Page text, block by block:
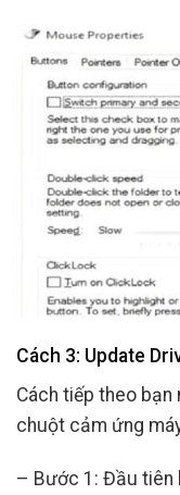
Cách 3: Update
Cách tiếp theo
chuột cảm ứng
– Bước 1: Đầu tiên